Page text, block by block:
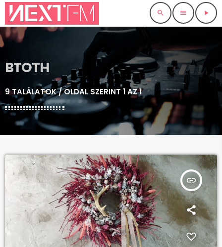
search menu play_arrow
BTOTH
9 TALÁLATOK / OLDAL SZERINT 1 AZ 1
insert_link